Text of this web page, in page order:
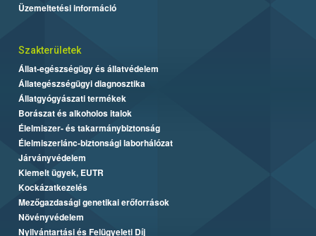
Üzemeltetési információ
Szakterületek
Állat-egészségügy és állatvédelem
Állategészségügyi diagnosztika
Állatgyógyászati termékek
Borászat és alkoholos italok
Élelmiszer- és takarmánybiztonság
Élelmiszerlánc-biztonsági laborhálózat
Járványvédelem
Kiemelt ügyek, EUTR
Kockázatkezelés
Mezőgazdasági genetikai erőforrások
Növényvédelem
Nyilvántartási és Felügyeleti Díj